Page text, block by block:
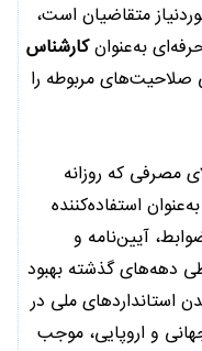
متقاضیان است،
به‌عنوانکارشناس
صلاحیت‌های مربوطه را
مصرفی که روزانه
استفاده‌کننده
آیین‌نامه و
دهه‌های گذشته بهبود
استانداردهای ملی در
و اروپایی، موجب